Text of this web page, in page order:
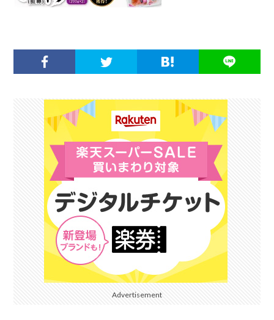
Advertisement